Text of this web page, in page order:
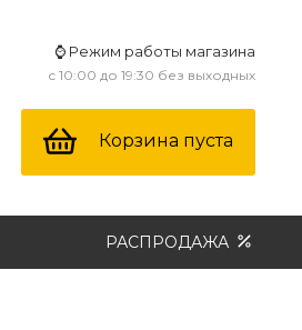
⌚ Режим работы магазина
с 10:00 до 19:30 без выходных
Корзина пуста
РАСПРОДАЖА